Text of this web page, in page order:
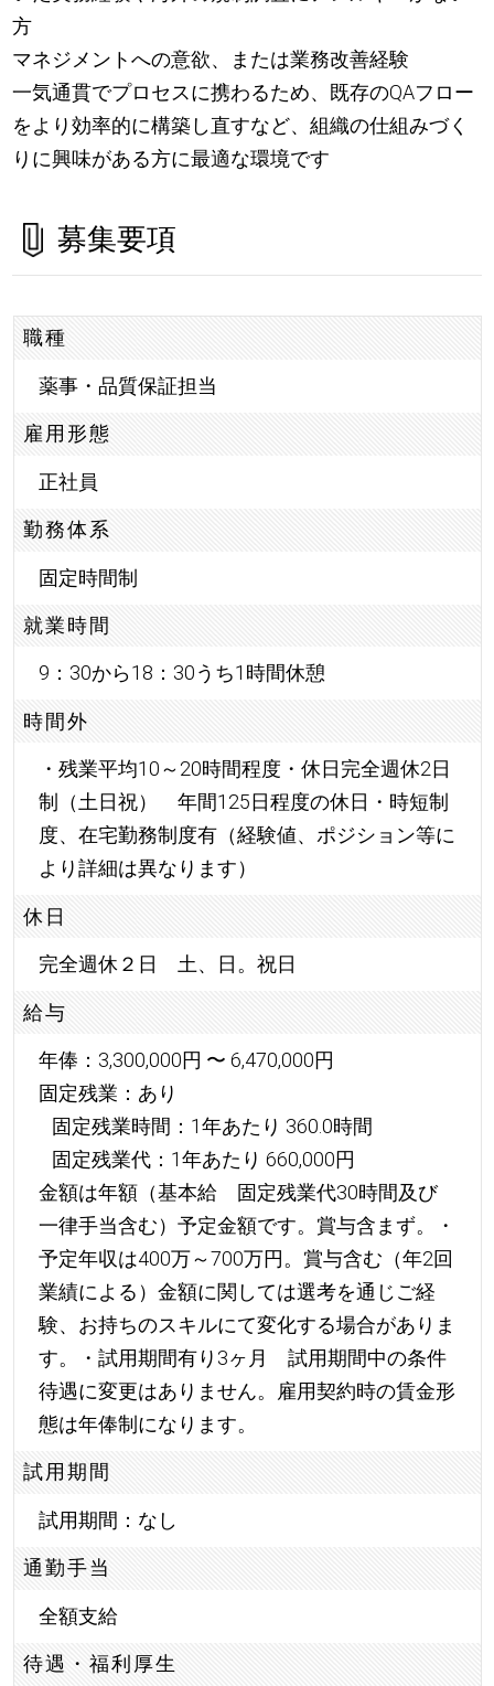
方
マネジメントへの意欲、または業務改善経験
一気通貫でプロセスに携わるため、既存のQAフロー
をより効率的に構築し直すなど、組織の仕組みづく
りに興味がある方に最適な環境です
募集要項
職種
薬事・品質保証担当
雇用形態
正社員
勤務体系
固定時間制
就業時間
9：30から18：30うち1時間休憩
時間外
・残業平均10～20時間程度・休日完全週休2日
制（土日祝） 年間125日程度の休日・時短制
度、在宅勤務制度有（経験値、ポジション等に
より詳細は異なります）
休日
完全週休２日 土、日。祝日
給与
年俸：3,300,000円 〜 6,470,000円
固定残業：あり
固定残業時間：1年あたり 360.0時間
固定残業代：1年あたり 660,000円
金額は年額（基本給 固定残業代30時間及び
一律手当含む）予定金額です。賞与含まず。・
予定年収は400万～700万円。賞与含む（年2回
業績による）金額に関しては選考を通じご経
験、お持ちのスキルにて変化する場合がありま
す。・試用期間有り3ヶ月 試用期間中の条件
待遇に変更はありません。雇用契約時の賃金形
態は年俸制になります。
試用期間
試用期間：なし
通勤手当
全額支給
待遇・福利厚生